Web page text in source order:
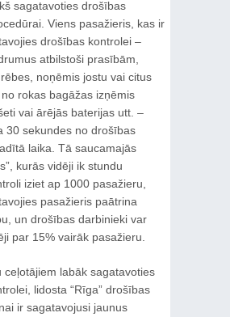
sagatavoties drošības
Viens pasažieris, kas ir
drošības kontrolei –
atbilstoši prasībām,
noņēmis jostu vai citus
rokas bagāžas izņēmis
vai ārējās baterijas utt. –
30 sekundes no drošības
laika. Tā saucamajās
kurās vidēji ik stundu
iziet ap 1000 pasažieru,
pasažieris paātrina
un drošības darbinieki var
par 15% vairāk pasažieru.
ceļotājiem labāk sagatavoties
lidosta “Rīga” drošības
ir sagatavojusi jaunus